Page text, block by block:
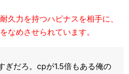
久力を持つハピナスを相手に、
なめさせられています。
ぎだろ。cpが1.5倍もある俺の